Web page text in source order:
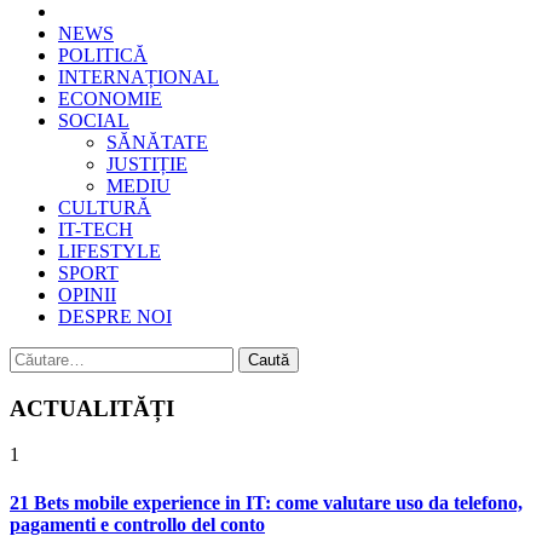
Epoca
Cele mai noi știri online din România
NEWS
POLITICĂ
INTERNAȚIONAL
ECONOMIE
SOCIAL
SĂNĂTATE
JUSTIȚIE
MEDIU
CULTURĂ
IT-TECH
LIFESTYLE
SPORT
OPINII
DESPRE NOI
Caută
după:
ACTUALITĂȚI
1
21 Bets mobile experience in IT: come valutare uso da telefono,
pagamenti e controllo del conto